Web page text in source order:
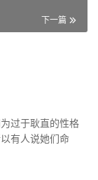
下一篇
过于耿直的性格
有人说她们命